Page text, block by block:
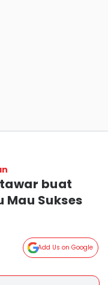
buat
Sukses
Add Us on Google